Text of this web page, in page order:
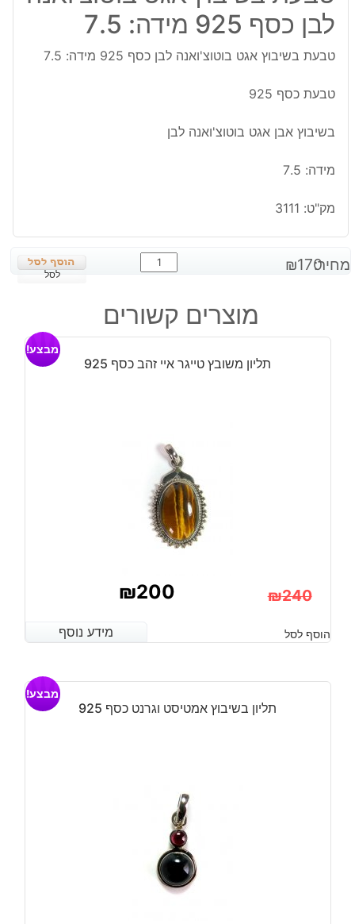
לבן כסף 925 מידה: 7.5
טבעת בשיבוץ אגט בוטוצ'ואנה לבן כסף 925 מידה: 7.5
טבעת כסף 925
בשיבוץ אבן אגט בוטוצ'ואנה לבן
מידה: 7.5
מק"ט: 3111
מחיר: ₪170
כמות
של
בשיבוץ
אגט
לבן
7.5
לסל
מוצרים קשורים
תליון משובץ טייגר איי זהב כסף 925
מבצע!
₪240
המקורי
היה:
₪240.
₪200
הנוכחי
הוא:
₪200.
מידע נוסף הוסף לסל מידע נוסף
תליון בשיבוץ אמטיסט וגרנט כסף 925
מבצע!